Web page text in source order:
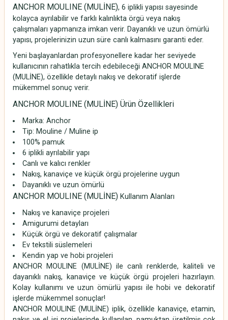
ANCHOR MOULINE (MULİNE), 6 iplikli yapısı sayesinde
kolayca ayrılabilir ve farklı kalınlıkta örgü veya nakış
çalışmaları yapmanıza imkan verir. Dayanıklı ve uzun ömürlü
yapısı, projelerinizin uzun süre canlı kalmasını garanti eder.
Yeni başlayanlardan profesyonellere kadar her seviyede
kullanıcının rahatlıkla tercih edebileceği ANCHOR MOULINE
(MULİNE), özellikle detaylı nakış ve dekoratif işlerde
mükemmel sonuç verir.
ANCHOR MOULINE (MULİNE) Ürün Özellikleri
Marka:Anchor
Tip: Mouline / Muline ip
100% pamuk
6 iplikli ayrılabilir yapı
Canlı ve kalıcı renkler
Nakış, kanaviçe ve küçük örgü projelerine uygun
Dayanıklı ve uzun ömürlü
ANCHOR MOULINE (MULİNE) Kullanım Alanları
Nakış ve kanaviçe projeleri
Amigurumi detayları
Küçük örgü ve dekoratif çalışmalar
Ev tekstili süslemeleri
Kendin yap ve hobi projeleri
ANCHOR MOULINE (MULİNE) ile canlı renklerde, kaliteli ve
dayanıklı nakış, kanaviçe ve küçük örgü projeleri hazırlayın.
Kolay kullanımı ve uzun ömürlü yapısı ile hobi ve dekoratif
işlerde mükemmel sonuçlar!
ANCHOR MOULINE (MULİNE) iplik, özellikle kanaviçe, etamin,